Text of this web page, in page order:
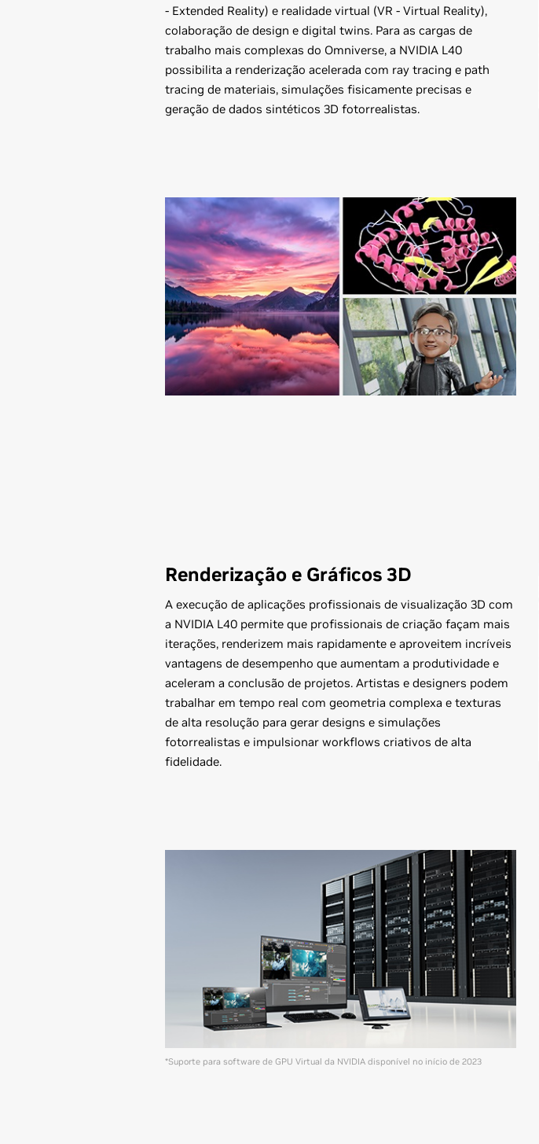
- Extended Reality) e realidade virtual (VR - Virtual Reality),
colaboração de design e digital twins. Para as cargas de
trabalho mais complexas do Omniverse, a NVIDIA L40
possibilita a renderização acelerada com ray tracing e path
tracing de materiais, simulações fisicamente precisas e
geração de dados sintéticos 3D fotorrealistas.
Renderização e Gráficos 3D
A execução de aplicações profissionais de visualização 3D com
a NVIDIA L40 permite que profissionais de criação façam mais
iterações, renderizem mais rapidamente e aproveitem incríveis
vantagens de desempenho que aumentam a produtividade e
aceleram a conclusão de projetos. Artistas e designers podem
trabalhar em tempo real com geometria complexa e texturas
de alta resolução para gerar designs e simulações
fotorrealistas e impulsionar workflows criativos de alta
fidelidade.
*Suporte para software de GPU Virtual da NVIDIA disponível no início de 2023